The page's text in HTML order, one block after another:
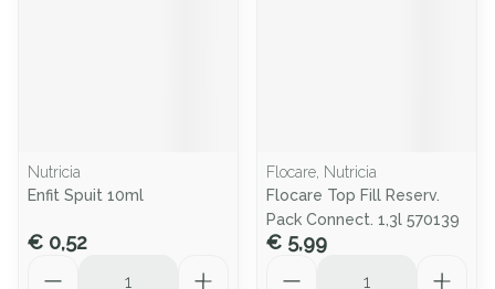
Nutricia
Enfit Spuit 10ml
€ 0,52
Flocare, Nutricia
Flocare Top Fill Reserv.
Pack Connect. 1,3l 570139
€ 5,99